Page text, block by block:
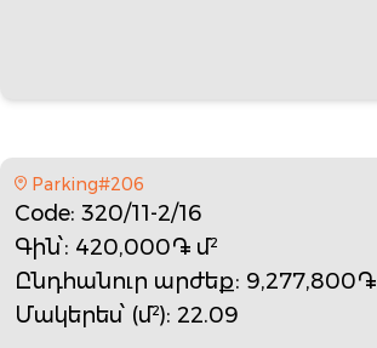
Parking#206
Code: 320/11-2/16
Գին՝: 420,000֏ մ²
Ընդհանուր արժեք: 9,277,800֏
Մակերես՝ (մ²): 22.09